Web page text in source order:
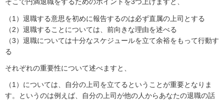
そこで円満退職をするためのポイントを3つ上げますと、
（1）退職する意思を初めに報告するのは必ず直属の上司とする
（2）退職することについては、前向きな理由を述べる
（3）退職については十分なスケジュールを立て余裕をもって行動す
る
それぞれの重要性について述べますと、
（1）については、自分の上司を立てるということが重要となりま
す。というのは例えば、自分の上司が他の人からあなたの退職の話